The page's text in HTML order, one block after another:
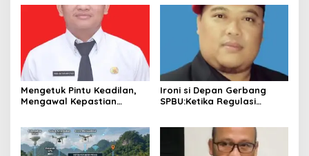
Mengetuk Pintu Keadilan,
Mengawal Kepastian
Ironi si Depan Gerbang
SPBU:Ketika Regulasi